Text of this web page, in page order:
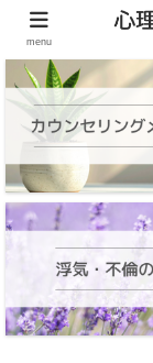
頑張る大
menu